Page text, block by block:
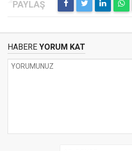
HABERE YORUM KAT